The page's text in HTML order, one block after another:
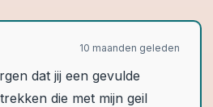
10 maanden geleden
dat jij een gevulde
die met mijn geil